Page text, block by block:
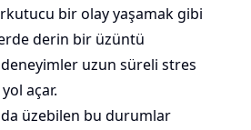
bir olay yaşamak gibi
derin bir üzüntü
uzun süreli stres
açar.
da üzebilen bu durumlar